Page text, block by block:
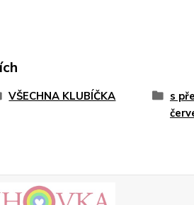
VŠECHNA KLUBÍČKA
s